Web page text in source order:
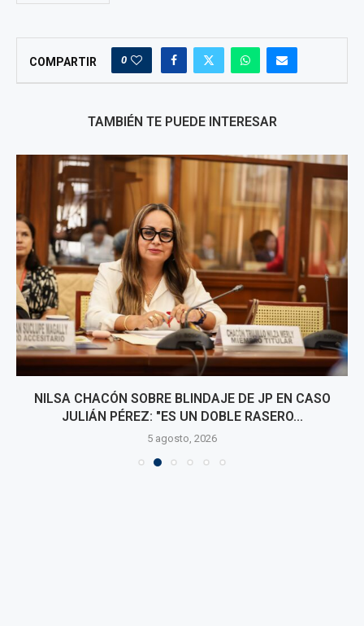
COMPARTIR 0
TAMBIÉN TE PUEDE INTERESAR
NILSA CHACÓN SOBRE BLINDAJE DE JP EN CASO
JULIÁN PÉREZ: "ES UN DOBLE RASERO...
5 agosto, 2026